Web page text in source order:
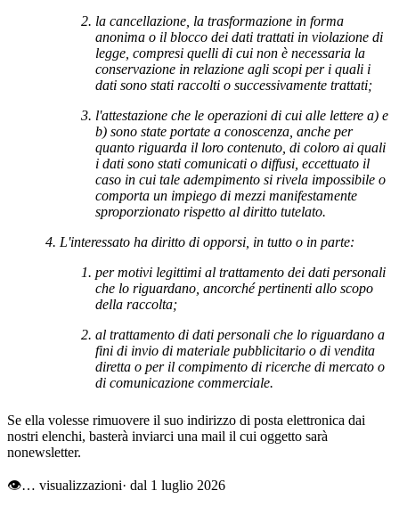
la cancellazione, la trasformazione in forma
anonima o il blocco dei dati trattati in violazione di
legge, compresi quelli di cui non è necessaria la
conservazione in relazione agli scopi per i quali i
dati sono stati raccolti o successivamente trattati;
l'attestazione che le operazioni di cui alle lettere a) e
b) sono state portate a conoscenza, anche per
quanto riguarda il loro contenuto, di coloro ai quali
i dati sono stati comunicati o diffusi, eccettuato il
caso in cui tale adempimento si rivela impossibile o
comporta un impiego di mezzi manifestamente
sproporzionato rispetto al diritto tutelato.
L'interessato ha diritto di opporsi, in tutto o in parte:
per motivi legittimi al trattamento dei dati personali
che lo riguardano, ancorché pertinenti allo scopo
della raccolta;
al trattamento di dati personali che lo riguardano a
fini di invio di materiale pubblicitario o di vendita
diretta o per il compimento di ricerche di mercato o
di comunicazione commerciale.
Se ella volesse rimuovere il suo indirizzo di posta elettronica dai
nostri elenchi, basterà inviarci una mail il cui oggetto sarà
nonewsletter.
👁… visualizzazioni· dal 1 luglio 2026